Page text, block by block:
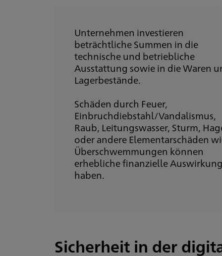
Unternehmen investieren
beträchtliche Summen in die
technische und betriebliche
Ausstattung sowie in die Waren
Lagerbestände.
Schäden durch Feuer,
Einbruchdiebstahl/Vandalismus,
Raub, Leitungswasser, Sturm,
oder andere Elementarschäden
Überschwemmungen können
erhebliche finanzielle
haben.
Sicherheit in der